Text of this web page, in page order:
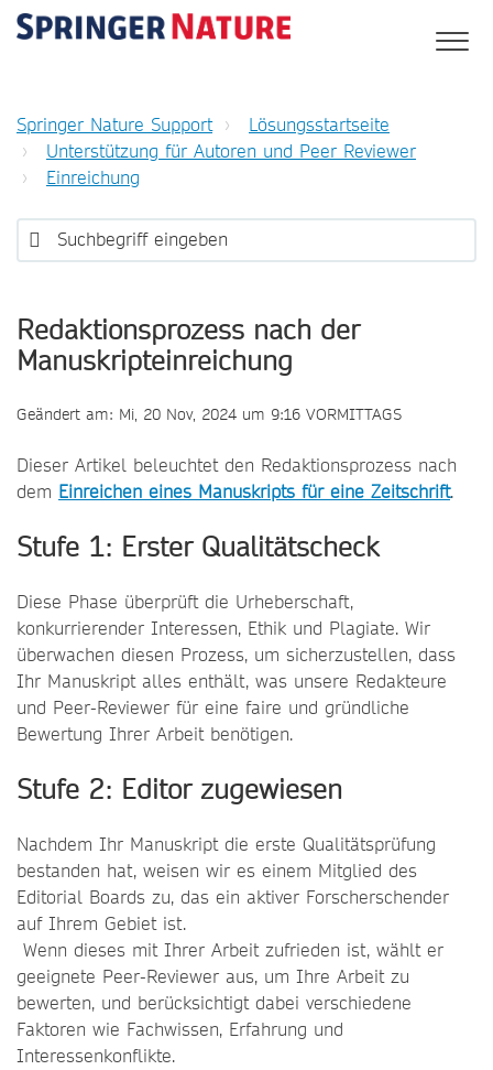
Springer Nature Support
Lösungsstartseite
Unterstützung für Autoren und Peer Reviewer
Einreichung
Redaktionsprozess nach der
Manuskripteinreichung
Geändert am: Mi, 20 Nov, 2024 um 9:16 VORMITTAGS
Dieser Artikel beleuchtet den Redaktionsprozess nach
dem Einreichen eines Manuskripts für eine Zeitschrift.
Stufe 1: Erster Qualitätscheck
Diese Phase überprüft die Urheberschaft,
konkurrierender Interessen, Ethik und Plagiate. Wir
überwachen diesen Prozess, um sicherzustellen, dass
Ihr Manuskript alles enthält, was unsere Redakteure
und Peer-Reviewer für eine faire und gründliche
Bewertung Ihrer Arbeit benötigen.
Stufe 2: Editor zugewiesen
Nachdem Ihr Manuskript die erste Qualitätsprüfung
bestanden hat, weisen wir es einem Mitglied des
Editorial Boards zu, das ein aktiver Forscherschender
auf Ihrem Gebiet ist.
Wenn dieses mit Ihrer Arbeit zufrieden ist, wählt er
geeignete Peer-Reviewer aus, um Ihre Arbeit zu
bewerten, und berücksichtigt dabei verschiedene
Faktoren wie Fachwissen, Erfahrung und
Interessenkonflikte.